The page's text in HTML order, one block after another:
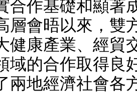
合作基礎和顯著
層會晤以來，雙
健康產業、經貿
域的合作取得良
兩地經濟社會各